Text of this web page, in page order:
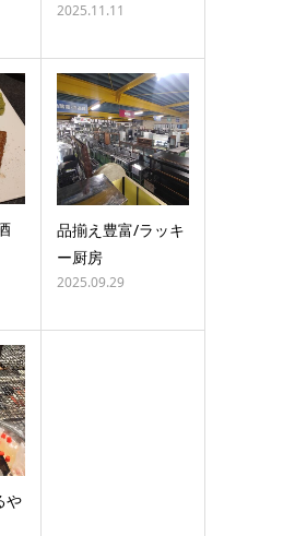
2025.11.11
品揃え豊富/ラッキ
ー厨房
2025.09.29
や